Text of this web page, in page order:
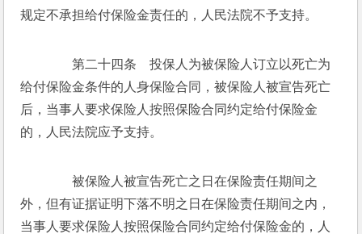
规定不承担给付保险金责任的，人民法院不予支持。
第二十四条　投保人为被保险人订立以死亡为
给付保险金条件的人身保险合同，被保险人被宣告死亡
后，当事人要求保险人按照保险合同约定给付保险金
的，人民法院应予支持。
被保险人被宣告死亡之日在保险责任期间之
外，但有证据证明下落不明之日在保险责任期间之内，
当事人要求保险人按照保险合同约定给付保险金的，人